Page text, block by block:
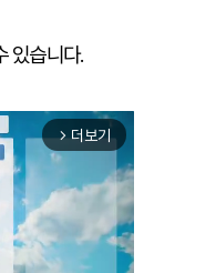
있습니다.
arrow_forward_ios 더보기